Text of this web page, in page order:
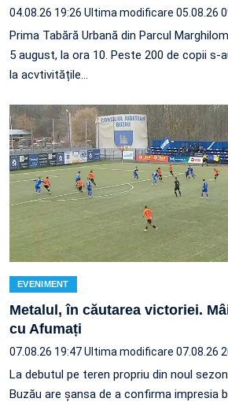
04.08.26 19:26 Ultima modificare 05.08.26
Prima Tabără Urbană din Parcul
5 august, la ora 10. Peste 200 de copii s-
la acvtivitățile…
EVENIMENT
Metalul, în căutarea victoriei.
cu Afumați
07.08.26 19:47Ultima modificare 07.08.26
La debutul pe teren propriu din noul
Buzău are șansa de a confirma impresia